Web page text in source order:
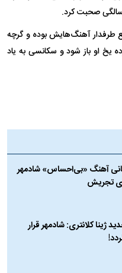
صحبت کرد.
طرفدار آهنگ‌هایش بوده و گرچه
یخ او باز شود و سکانسی به یاد
آهنگ «بی‌احساس» شادمهر
تجریش
ژینا کلانتری: شادمهر قرار